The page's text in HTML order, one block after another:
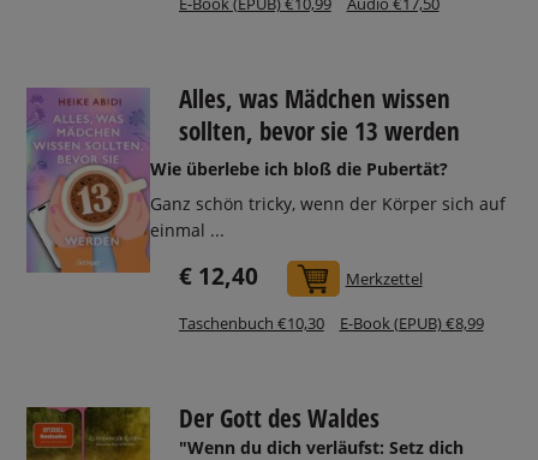
Alles, was Mädchen wissen
sollten, bevor sie 13 werden
Wie überlebe ich bloß die Pubertät?
Ganz schön tricky, wenn der Körper sich auf
einmal ...
€ 12,40 In den Warenkorb
Merkzettel
Taschenbuch €10,30 E-Book (EPUB) €8,99
Der Gott des Waldes
"Wenn du dich verläufst: Setz dich